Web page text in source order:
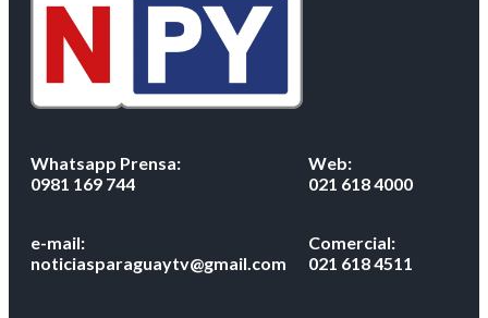
Whatsapp Prensa:
0981 169 744
Web:
021 618 4000
e-mail:
noticiasparaguaytv@gmail.com
Comercial:
021 618 4511